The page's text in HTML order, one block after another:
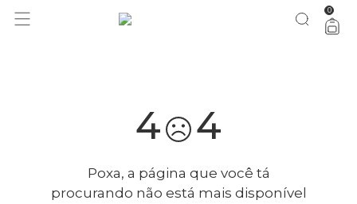
você merece 30% OFF pra comemorar com a gente aproveita! 0
4 4
Poxa, a página que você tá
procurando não está mais disponível